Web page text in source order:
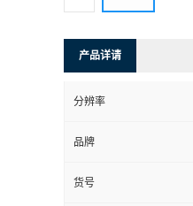
产品详请
分辨率
品牌
货号